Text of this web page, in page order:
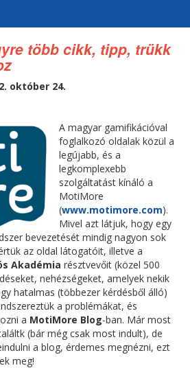
több cikk, tipp, trükk
október 24.
A magyar gamifikációval
foglalkozó oldalak közül a
legújabb, és a
legkomplexebb
szolgáltatást kínáló a
MotiMore
(www.motimore.com).
Mivel azt látjuk, hogy egy
bevezetését mindig nagyon sok
az oldal látogatóit, illetve a
Akadémia résztvevőit (közel 500
nehézségeket, amelyek nekik
hatalmas (többezer kérdésből álló)
a problémákat, és
a MotiMore Blog-ban. Már most
(bár még csak most indult), de
a blog, érdemes megnézni, ezt
meg!